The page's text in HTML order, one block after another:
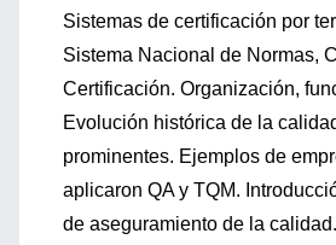
Sistemas de certificación por
Sistema Nacional de Normas,
Certificación. Organización,
Evolución histórica de la
prominentes. Ejemplos de
aplicaron QA y TQM.
de aseguramiento de la